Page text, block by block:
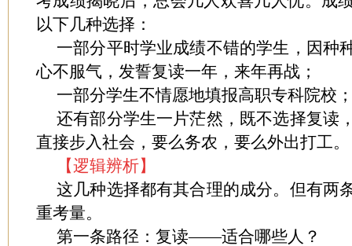
以下几种选择：
一部分平时学业成绩不错的学生，因种
心不服气，发誓复读一年，来年再战；
一部分学生不情愿地填报高职专科院校
还有部分学生一片茫然，既不选择复读
直接步入社会，要么务农，要么外出打工。
【逻辑辨析】
这几种选择都有其合理的成分。但有两
重考量。
第一条路径：复读——适合哪些人？